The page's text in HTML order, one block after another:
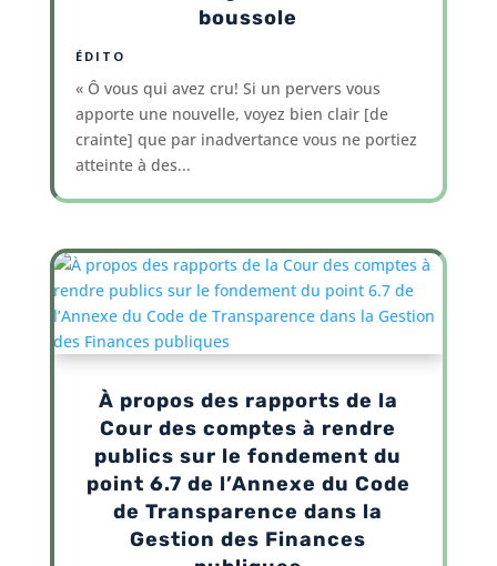
boussole
ÉDITO
« Ô vous qui avez cru! Si un pervers vous
apporte une nouvelle, voyez bien clair [de
crainte] que par inadvertance vous ne portiez
atteinte à des...
À propos des rapports de la
Cour des comptes à rendre
publics sur le fondement du
point 6.7 de l’Annexe du Code
de Transparence dans la
Gestion des Finances